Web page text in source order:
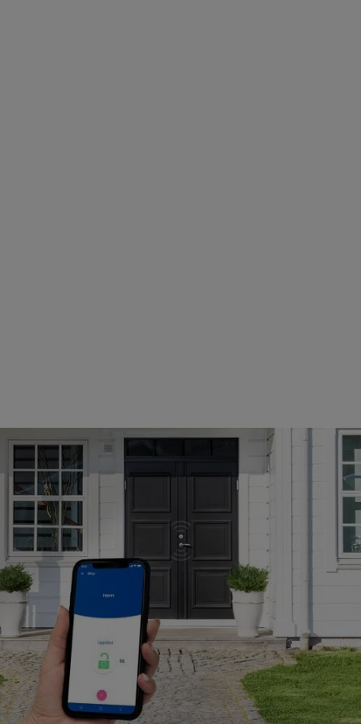
dKey bed
Lås og lås op med app
eller nøgle
Hvordan du bruger DKey er dit valg. Du kan låse og
låse op med en almindelig nøgle, appen på din
smartphone eller praktiske automatiske
forudindstillinger styret af geofencing, for eksempel.
Det er nemt at oprette, dele og administrere digitale
nøgler til besøgende, naboer,
vedligeholdelsespersonale osv. Læs mere om